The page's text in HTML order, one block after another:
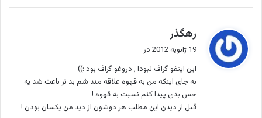
رهگذر
ف
19 ژانویه 2012 در
این اینفو گراف نبودا , دروغو گراف بود :))
به جای اینکه من به قهوه علاقه مند شم بد تر باعث شد یه
حس بدی پیدا کنم نسبت به قهوه !
قبل از دیدن این مطلب هر دوشون از دید من یکسان بودن !